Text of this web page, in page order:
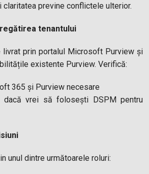
claritatea previne conflictele ulterior.
tenantului
prin portalul Microsoft Purview și
existente Purview. Verifică:
365 și Purview necesare
dacă vrei să folosești DSPM pentru
unul dintre următoarele roluri: